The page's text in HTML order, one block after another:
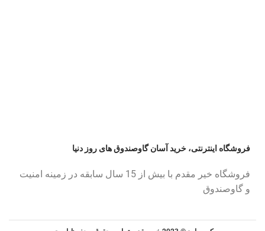
فروشگاه اینترنتی، خرید آسان گاوصندوق های روز دنیا
فروشگاه خیر مقدم با بیش از 15 سال سابقه در زمینه امنیت
و گاوصندوق